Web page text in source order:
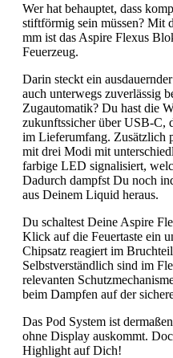
Wer hat behauptet, dass
stiftförmig sein müssen? Mit
mm ist das Aspire Flexus
Feuerzeug.
Darin steckt ein
auch unterwegs zuverlässig
Zugautomatik? Du hast die
zukunftssicher über USB-C,
im Lieferumfang. Zusätzlich
mit drei Modi mit
farbige LED signalisiert,
Dadurch dampfst Du noch
aus Deinem Liquid heraus.
Du schaltest Deine Aspire
Klick auf die Feuertaste ein
Chipsatz reagiert im
Selbstverständlich sind im
relevanten
beim Dampfen auf der
Das Pod System ist
ohne Display auskommt.
Highlight auf Dich!